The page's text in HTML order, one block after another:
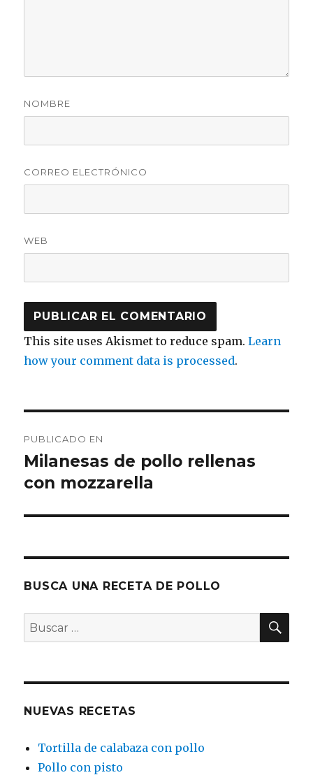
NOMBRE
CORREO ELECTRÓNICO
WEB
This site uses Akismet to reduce spam.Learn
how your comment data is processed.
de
entradas
PUBLICADO EN
Milanesas de pollo rellenas
con mozzarella
BUSCA UNA RECETA DE POLLO
Buscar
por:
NUEVAS RECETAS
Tortilla de calabaza con pollo
Pollo con pisto